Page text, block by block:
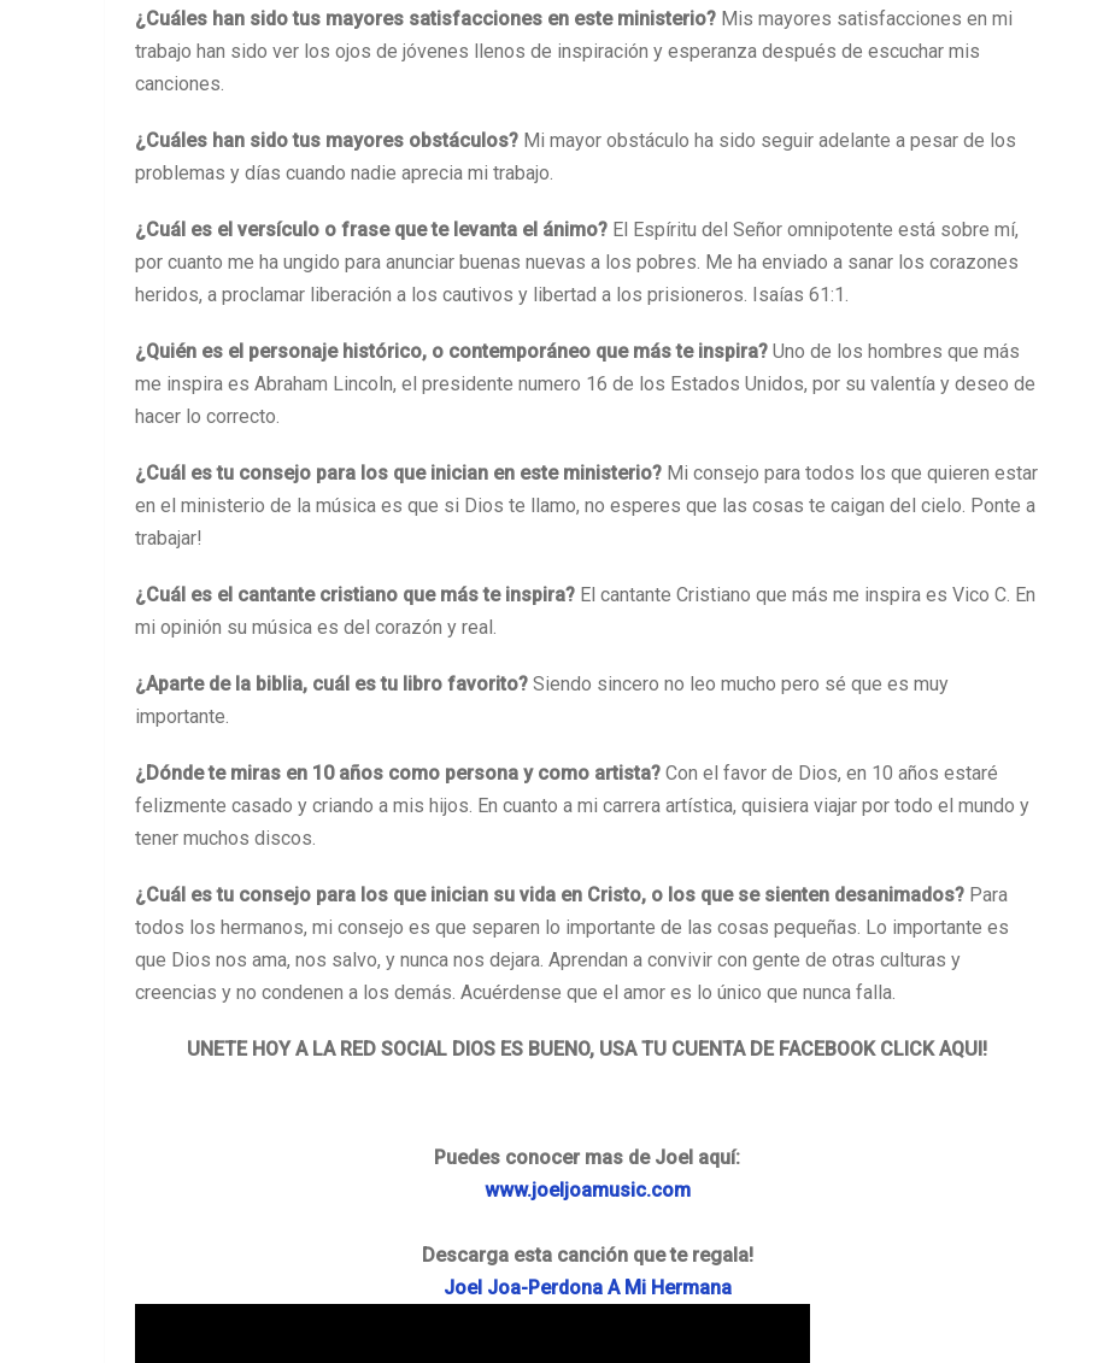
¿Cuáles han sido tus mayores satisfacciones en este ministerio? Mis mayores satisfacciones en mi
trabajo han sido ver los ojos de jóvenes llenos de inspiración y esperanza después de escuchar mis
canciones.
¿Cuáles han sido tus mayores obstáculos? Mi mayor obstáculo ha sido seguir adelante a pesar de los
problemas y días cuando nadie aprecia mi trabajo.
¿Cuál es el versículo o frase que te levanta el ánimo? El Espíritu del Señor omnipotente está sobre mí,
por cuanto me ha ungido para anunciar buenas nuevas a los pobres. Me ha enviado a sanar los corazones
heridos, a proclamar liberación a los cautivos y libertad a los prisioneros. Isaías 61:1.
¿Quién es el personaje histórico, o contemporáneo que más te inspira? Uno de los hombres que más
me inspira es Abraham Lincoln, el presidente numero 16 de los Estados Unidos, por su valentía y deseo de
hacer lo correcto.
¿Cuál es tu consejo para los que inician en este ministerio? Mi consejo para todos los que quieren estar
en el ministerio de la música es que si Dios te llamo, no esperes que las cosas te caigan del cielo. Ponte a
trabajar!
¿Cuál es el cantante cristiano que más te inspira? El cantante Cristiano que más me inspira es Vico C. En
mi opinión su música es del corazón y real.
¿Aparte de la biblia, cuál es tu libro favorito? Siendo sincero no leo mucho pero sé que es muy
importante.
¿Dónde te miras en 10 años como persona y como artista? Con el favor de Dios, en 10 años estaré
felizmente casado y criando a mis hijos. En cuanto a mi carrera artística, quisiera viajar por todo el mundo y
tener muchos discos.
¿Cuál es tu consejo para los que inician su vida en Cristo, o los que se sienten desanimados? Para
todos los hermanos, mi consejo es que separen lo importante de las cosas pequeñas. Lo importante es
que Dios nos ama, nos salvo, y nunca nos dejara. Aprendan a convivir con gente de otras culturas y
creencias y no condenen a los demás. Acuérdense que el amor es lo único que nunca falla.
UNETE HOY A LA RED SOCIAL DIOS ES BUENO, USA TU CUENTA DE FACEBOOK CLICK AQUI!
Puedes conocer mas de Joel aquí:
www.joeljoamusic.com
Descarga esta canción que te regala!
Joel Joa-Perdona A Mi Hermana